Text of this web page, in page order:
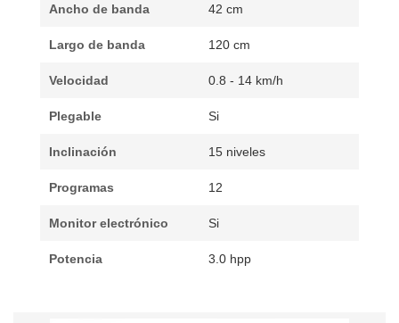
Ancho de banda 42 cm
Largo de banda 120 cm
Velocidad 0.8 - 14 km/h
Plegable Si
Inclinación 15 niveles
Programas 12
Monitor electrónico Si
Potencia 3.0 hpp